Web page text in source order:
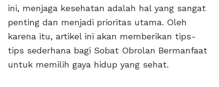
ini, menjaga kesehatan adalah hal yang sangat
penting dan menjadi prioritas utama. Oleh
karena itu, artikel ini akan memberikan tips-
tips sederhana bagi Sobat Obrolan Bermanfaat
untuk memilih gaya hidup yang sehat.